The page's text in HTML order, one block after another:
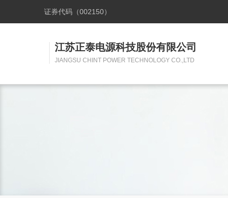
证券代码（002150）
江苏正泰电源科技股份有限公司
JIANGSU CHINT POWER TECHNOLOGY CO.,LTD